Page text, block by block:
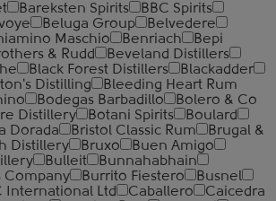
Bareksten Spirits
BBC Spirits
Beluga Group
Belvedere
Maschio Benriach
Bepi
& Rudd
Beveland Distillers
Black Forest Distillers
Blackadder
Distilling
Bleeding Heart Rum
Bodegas Barbadillo
Bolero & Co
Distillery
Botani Spirits
Boulard
Dorada Bristol Classic Rum
Brugal &
Distillery Bruxo
Buen Amigo
Bulleit
Bunnahabhain
Company
Burrito Fiestero
Busnel
International Ltd Caballero
Caicedra